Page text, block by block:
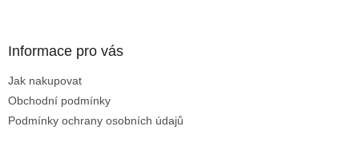
Informace pro vás
Jak nakupovat
Obchodní podmínky
Podmínky ochrany osobních údajů